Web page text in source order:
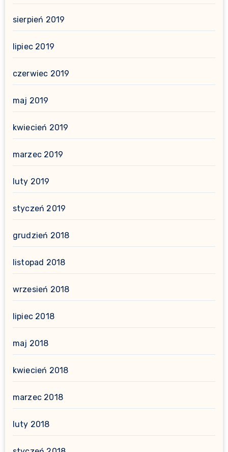
sierpień 2019
lipiec 2019
czerwiec 2019
maj 2019
kwiecień 2019
marzec 2019
luty 2019
styczeń 2019
grudzień 2018
listopad 2018
wrzesień 2018
lipiec 2018
maj 2018
kwiecień 2018
marzec 2018
luty 2018